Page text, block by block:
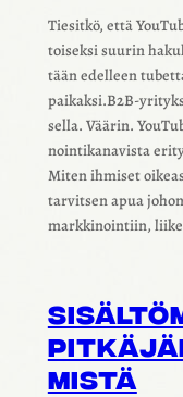
Tiesitkö, että
toiseksi suurin
tään edel­leen
sella. Väärin.
noin­ti­ka­na­vista
Miten ihmi­set
tarvit­sen apua
mark­ki­noin­tiin,
MISTÄ